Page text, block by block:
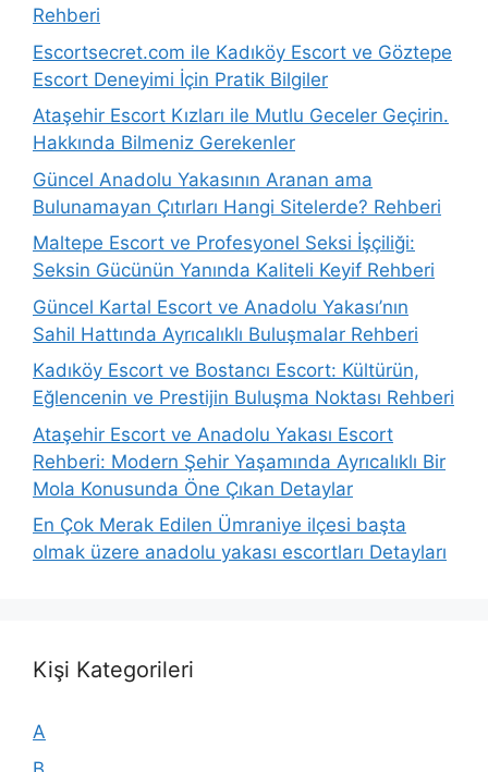
Rehberi
Escortsecret.com ile Kadıköy Escort ve Göztepe
Escort Deneyimi İçin Pratik Bilgiler
Ataşehir Escort Kızları ile Mutlu Geceler Geçirin.
Hakkında Bilmeniz Gerekenler
Güncel Anadolu Yakasının Aranan ama
Bulunamayan Çıtırları Hangi Sitelerde? Rehberi
Maltepe Escort ve Profesyonel Seksi İşçiliği:
Seksin Gücünün Yanında Kaliteli Keyif Rehberi
Güncel Kartal Escort ve Anadolu Yakası’nın
Sahil Hattında Ayrıcalıklı Buluşmalar Rehberi
Kadıköy Escort ve Bostancı Escort: Kültürün,
Eğlencenin ve Prestijin Buluşma Noktası Rehberi
Ataşehir Escort ve Anadolu Yakası Escort
Rehberi: Modern Şehir Yaşamında Ayrıcalıklı Bir
Mola Konusunda Öne Çıkan Detaylar
En Çok Merak Edilen Ümraniye ilçesi başta
olmak üzere anadolu yakası escortları Detayları
Kişi Kategorileri
A